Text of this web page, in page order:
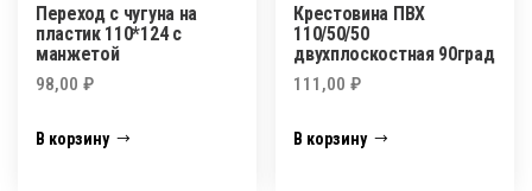
Переход с чугуна на
пластик 110*124 с
манжетой
98,00 ₽
В корзину
Крестовина ПВХ
110/50/50
двухплоскостная 90град
111,00₽
В корзину